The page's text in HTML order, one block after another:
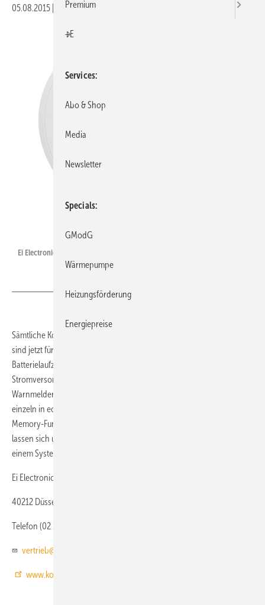
05.08.2015 Veröffentlicht in
Ei Electronics: CO-Warnmelder EI208 mit Display.
Sämtliche Kohlenstoffmonoxid(CO)-Warnmelder von Ei Electronics
sind jetzt für eine Nutzungsdauer von zehn Jahren ausgelegt. Die
Batterielaufzeit der Melder wurde ebenfalls erhöht, sodass die
Stromversorgung ebenfalls über zehn Jahre gesichert ist. Die CO-
Warnmelder verfügen über elektrochemische Sensoren und werden
einzeln in echtem Gas kalibriert. Weitere Merkmale sind Test- und
Memory-Funktionen sowie ein optionales LCD-Display. Die Geräte
lassen sich untereinander und mit Rauch- und Hitzewarnmeldern zu
einem System funkvernetzen.
Ei Electronics
40212 Düsseldorf
Telefon (02 11) 8 90 32 96
vertrieb@eielectronics.de
www.kohlenmonoxidwarnmelder.de
Premium
+E
Services
Abo & Shop
Media
Newsletter
Specials
GModG
Wärmepumpe
Heizungsförderung
Energiepreise